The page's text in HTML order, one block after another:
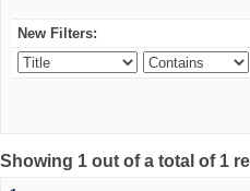
New Filters:
Showing 1 out of a total of 1